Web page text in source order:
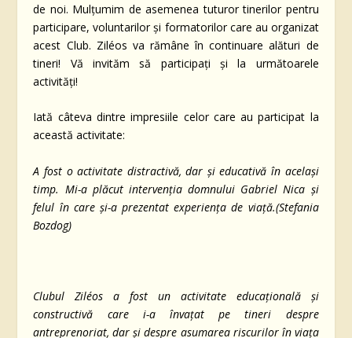
de noi. Mulțumim de asemenea tuturor tinerilor pentru
participare, voluntarilor și formatorilor care au organizat
acest Club. Ziléos va rămâne în continuare alături de
tineri! Vă invităm să participați și la următoarele
activități!
Iată câteva dintre impresiile celor care au participat la
această activitate:
A fost o activitate distractivă, dar și educativă în același
timp. Mi-a plăcut intervenția domnului Gabriel Nica și
felul în care și-a prezentat experiența de viață.(Stefania
Bozdog)
Clubul Ziléos a fost un activitate educațională și
constructivă care i-a învațat pe tineri despre
antreprenoriat, dar și despre asumarea riscurilor în viața